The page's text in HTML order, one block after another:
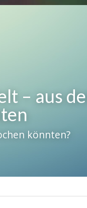
– aus
könnten?